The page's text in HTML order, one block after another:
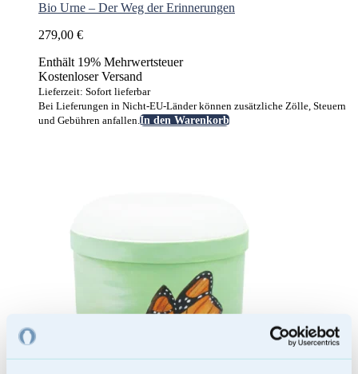
Bio Urne – Der Weg der Erinnerungen
279,00 €
Enthält 19% Mehrwertsteuer
Kostenloser Versand
Lieferzeit: Sofort lieferbar
Bei Lieferungen in Nicht-EU-Länder können zusätzliche Zölle, Steuern
und Gebühren anfallen.In den Warenkorb